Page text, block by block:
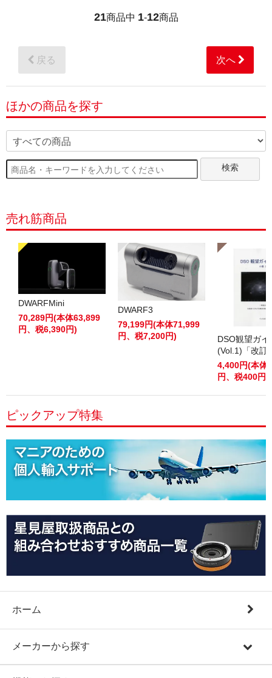
21商品中 1-12商品
戻る 次へ
ほかの商品を探す
検索
売れ筋商品
DWARFMini
70,289円(本体63,899
円、税6,390円)
DWARF3
79,199円(本体71,999
円、税7,200円)
DSO観望ガ
(Vol.1)「改訂
4,400円(本体
円、税400円)
ピックアップ特集
ホーム
メーカーから探す